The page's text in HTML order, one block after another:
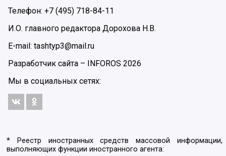
Телефон: +7 (495) 718-84-11
И.О. главного редактора Дорохова Н.В.
E-mail: tashtyp3@mail.ru
Разработчик сайта – INFOROS 2026
Мы в социальных сетях:
* Реестр иностранных средств массовой информации,
выполняющих функции иностранного агента: